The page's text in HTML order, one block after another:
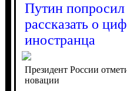
Путин попросил
рассказать о
иностранца
Президент России
новации